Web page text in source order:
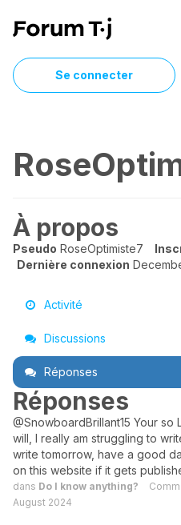
Se connecter
À propos
Pseudo RoseOptimiste7
Dernière connexion
Activité
Discussions
Réponses
Réponses
@SnowboardBrillant15 Your
will, I really am struggling to
write tomorrow, have a good
on this website if it gets
dans Do I know anything?
August 2024